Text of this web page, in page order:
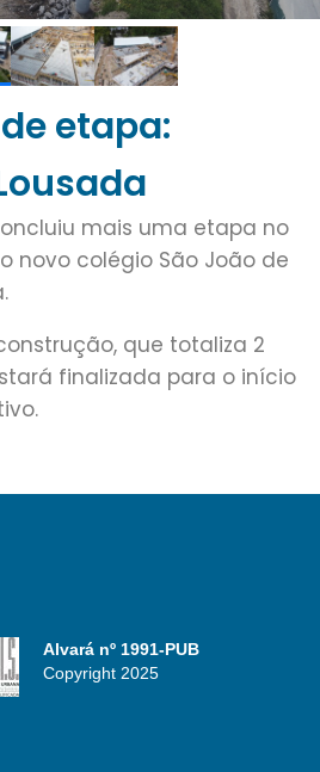
etapa:
mais uma etapa no
novo colégio São João de
que totaliza 2
finalizada para o início
Alvará nº 1991-PUB
Copyright 2025